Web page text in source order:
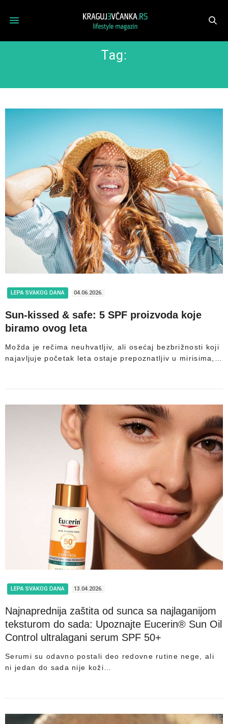
Tag:
LEPA SVAKOG DANA 04.06.2026.
Sun-kissed & safe: 5 SPF proizvoda koje
biramo ovog leta
Možda je rečima neuhvatljiv, ali osećaj bezbrižnosti koji
najavljuje početak leta ostaje prepoznatljiv u mirisima,…
LEPA SVAKOG DANA 13.04.2026.
Najnaprednija zaštita od sunca sa najlaganijom
teksturom do sada: Upoznajte Eucerin® Sun Oil
Control ultralagani serum SPF 50+
Serumi su odavno postali deo redovne rutine nege, ali
ni jedan do sada nije koži…